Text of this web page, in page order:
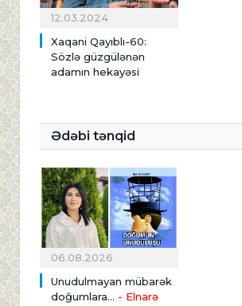
12.03.2024
Xaqani Qayıblı-60:
Sözlə güzgülənən
adamın hekayəsi
Ədəbi tənqid
06.08.2026
Unudulmayan mübarək
doğumlara... - Elnarə